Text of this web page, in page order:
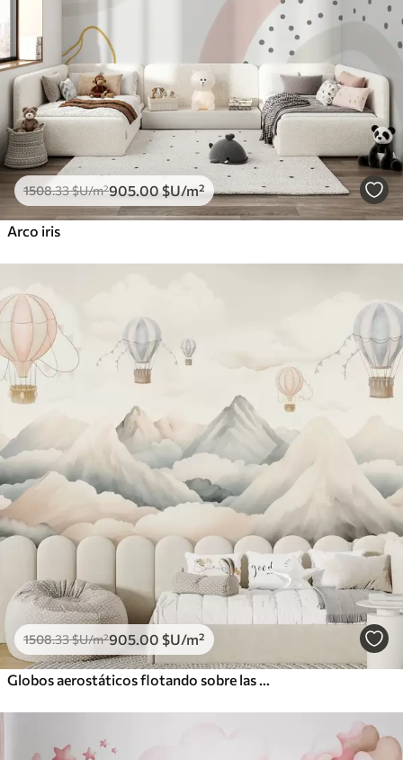
1508.33$U/m²905.00 $U/m²
Arco iris
1508.33$U/m²905 .00 $U/m²